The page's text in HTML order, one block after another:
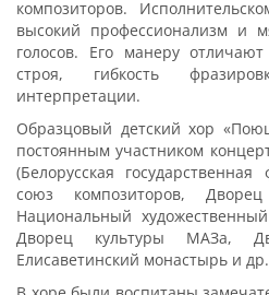
композиторов.
высокий профессионализм и
голосов. Его манеру
строя, гибкость
интерпретации.
Образцовый детский хор
постоянным участником
(Белорусская
союз композиторов,
Национальный
Дворец культуры МАЗа,
Елисаветинский монастырь и